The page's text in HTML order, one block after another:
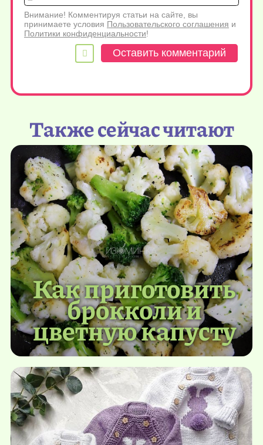
Внимание! Комментируя статьи на сайте, вы
принимаете условия Пользовательского соглашения и
Политики конфиденциальности!
Также сейчас читают
Как приготовить
брокколи и
цветную капусту